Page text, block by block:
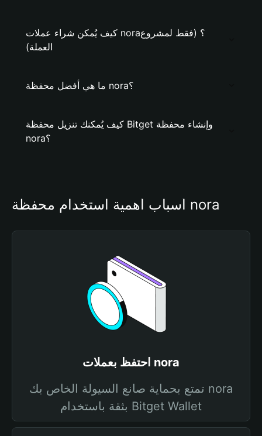
كيف يُمكن شراء عملات nora؟ (فقط لمشروع
العملة)
ما هي أفضل محفظة nora؟
كيف يُمكنك تنزيل محفظة Bitget وإنشاء محفظة
nora؟
أسباب أهمية استخدام محفظة nora
احتفظ بعملات nora
تمتع بحماية صانع السيولة الخاص بك nora
بثقة باستخدام Bitget Wallet